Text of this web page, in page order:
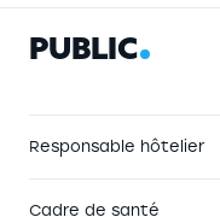
PUBLIC
Responsable hôtelier
Cadre de santé